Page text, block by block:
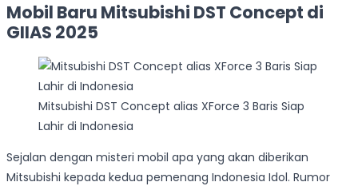
Mobil Baru Mitsubishi DST Concept di
GIIAS 2025
Mitsubishi DST Concept alias XForce 3 Baris Siap
Lahir di Indonesia
Sejalan dengan misteri mobil apa yang akan diberikan
Mitsubishi kepada kedua pemenang Indonesia Idol. Rumor